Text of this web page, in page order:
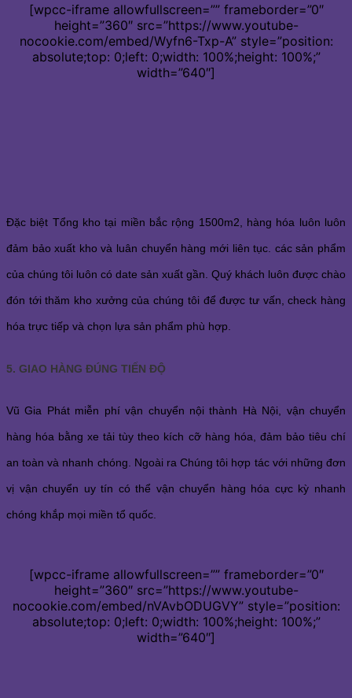
[wpcc-iframe allowfullscreen=”” frameborder=”0″
height=”360″ src=”https://www.youtube-
nocookie.com/embed/Wyfn6-Txp-A” style=”position:
absolute;top: 0;left: 0;width: 100%;height: 100%;”
width=”640″]
Đặc biệt Tổng kho tại miền bắc rộng 1500m2, hàng hóa luôn luôn
đảm bảo xuất kho và luân chuyển hàng mới liên tục. các sản phẩm
của chúng tôi luôn có date sản xuất gần. Quý khách luôn được chào
đón tới thăm kho xưởng của chúng tôi để được tư vấn, check hàng
hóa trực tiếp và chọn lựa sản phẩm phù hợp.
5. GIAO HÀNG ĐÚNG TIẾN ĐỘ
Vũ Gia Phát miễn phí vận chuyển nội thành Hà Nội, vận chuyển
hàng hóa bằng xe tải tùy theo kích cỡ hàng hóa, đảm bảo tiêu chí
an toàn và nhanh chóng. Ngoài ra Chúng tôi hợp tác với những đơn
vị vận chuyển uy tín có thể vận chuyển hàng hóa cực kỳ nhanh
chóng khắp mọi miền tổ quốc.
[wpcc-iframe allowfullscreen=”” frameborder=”0″
height=”360″ src=”https://www.youtube-
nocookie.com/embed/nVAvbODUGVY” style=”position:
absolute;top: 0;left: 0;width: 100%;height: 100%;”
width=”640″]